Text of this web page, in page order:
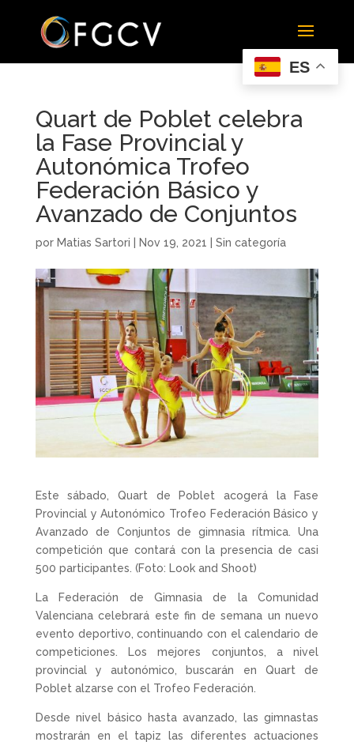
Quart de Poblet celebra
la Fase Provincial y
Autonómica Trofeo
Federación Básico y
Avanzado de Conjuntos
por Matias Sartori Nov 19, 2021 Sin categoría
Este sábado, Quart de Poblet acogerá la Fase
Provincial y Autonómico Trofeo Federación Básico y
Avanzado de Conjuntos de gimnasia rítmica. Una
competición que contará con la presencia de casi
500 participantes. (Foto: Look and Shoot)
La Federación de Gimnasia de la Comunidad
Valenciana celebrará este fin de semana un nuevo
evento deportivo, continuando con el calendario de
competiciones. Los mejores conjuntos, a nivel
provincial y autonómico, buscarán en Quart de
Poblet alzarse con el Trofeo Federación.
Desde nivel básico hasta avanzado, las gimnastas
mostrarán en el tapiz las diferentes actuaciones
ES